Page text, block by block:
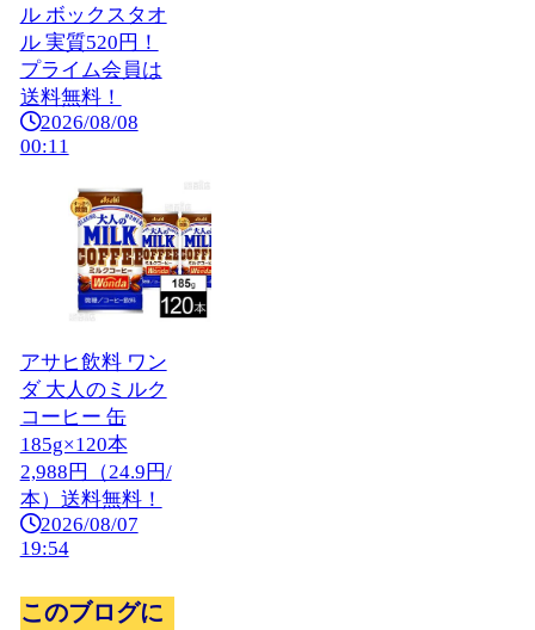
ル ボックスタオ
ル 実質520円！
プライム会員は
送料無料！
2026/08/08
00:11
アサヒ飲料 ワン
ダ 大人のミルク
コーヒー 缶
185g×120本
2,988円（24.9円/
本）送料無料！
2026/08/07
19:54
このブログに